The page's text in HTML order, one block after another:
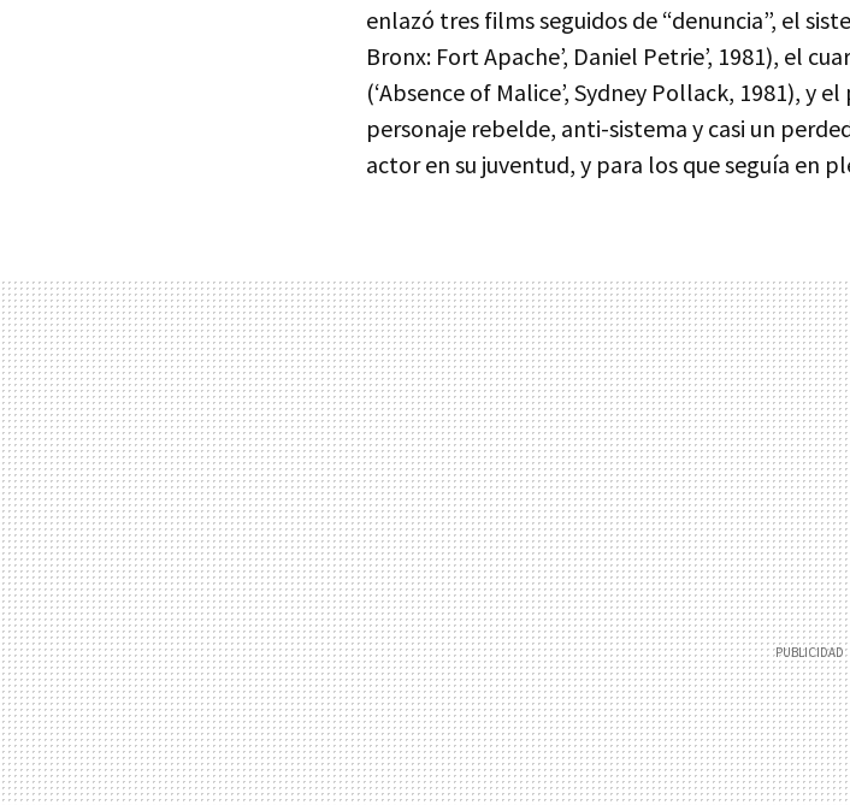
enlazó tres films seguidos de “denuncia”, el
Bronx: Fort Apache’, Daniel Petrie’, 1981), el
(‘Absence of Malice’, Sydney Pollack, 1981), y
personaje rebelde, anti-sistema y casi un
actor en su juventud, y para los que seguía en